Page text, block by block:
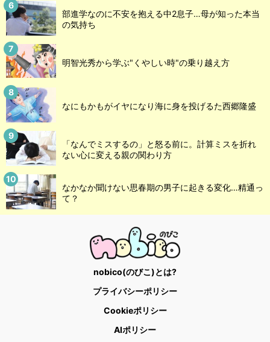
部進学なのに不安を抱える中2息子…母が知った本当
の気持ち
明智光秀から学ぶ"くやしい時"の乗り越え方
なにもかもがイヤになり海に身を投げるた西郷隆盛
「なんでミスするの」と怒る前に。計算ミスを折れ
ない心に変える親の関わり方
なかなか聞けない思春期の男子に起きる変化…精通っ
て？
nobico(のびこ)とは?
プライバシーポリシー
Cookieポリシー
AIポリシー